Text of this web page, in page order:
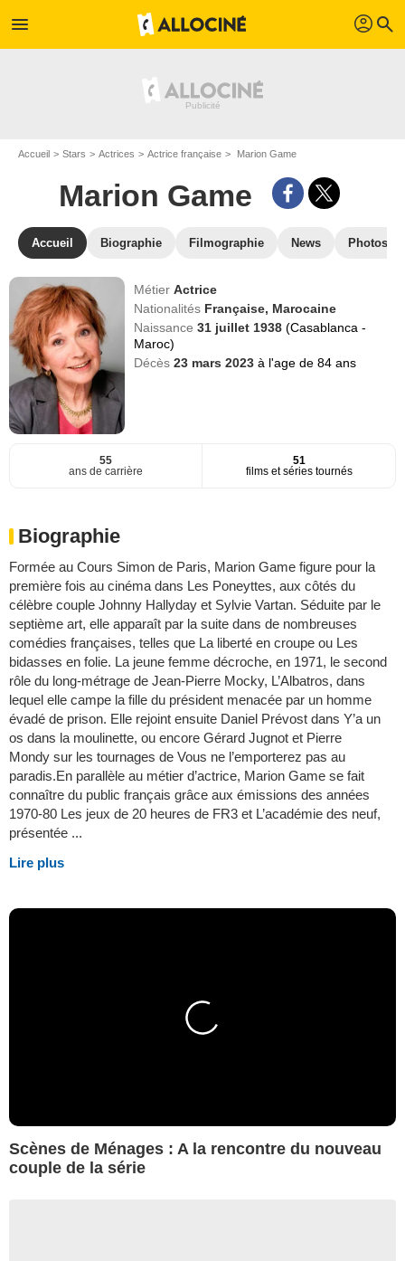
menu profil search
Accueil Stars Actrices Actrice française Marion Game
Marion Game
Accueil Biographie Filmographie News Photos
MétierActrice
Nationalités Française, Marocaine
Naissance31 juillet 1938(Casablanca -
Maroc)
Décès23 mars 2023à l'age de 84 ans
55
ans de carrière
51
films et séries tournés
Biographie
Formée au Cours Simon de Paris, Marion Game figure pour la
première fois au cinéma dans Les Poneyttes, aux côtés du
célèbre couple Johnny Hallyday et Sylvie Vartan. Séduite par le
septième art, elle apparaît par la suite dans de nombreuses
comédies françaises, telles que La liberté en croupe ou Les
bidasses en folie. La jeune femme décroche, en 1971, le second
rôle du long-métrage de Jean-Pierre Mocky, L’Albatros, dans
lequel elle campe la fille du président menacée par un homme
évadé de prison. Elle rejoint ensuite Daniel Prévost dans Y’a un
os dans la moulinette, ou encore Gérard Jugnot et Pierre
Mondy sur les tournages de Vous ne l’emporterez pas au
paradis.En parallèle au métier d’actrice, Marion Game se fait
connaître du public français grâce aux émissions des années
1970-80 Les jeux de 20 heures de FR3 et L’académie des neuf,
présentée ...
Lire plus
Scènes de Ménages : A la rencontre du nouveau
couple de la série